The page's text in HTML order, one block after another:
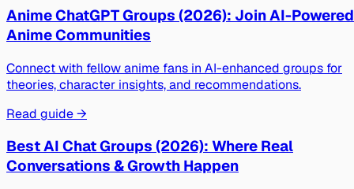
Anime ChatGPT Groups (2026): Join AI-Powered
Anime Communities
Connect with fellow anime fans in AI-enhanced groups for
theories, character insights, and recommendations.
Read guide →
Best AI Chat Groups (2026): Where Real
Conversations & Growth Happen